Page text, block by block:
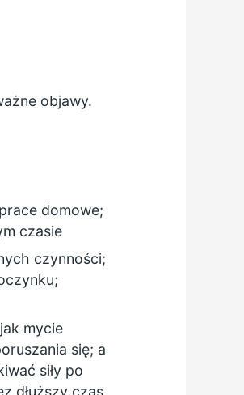
objawy.
domowe;
czasie
czynności;
mycie
się; a
siły po